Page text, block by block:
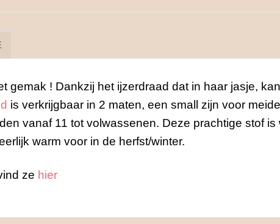
gemak ! Dankzij het ijzerdraad dat in haar jasje,
is verkrijgbaar in 2 maten, een small zijn voor
vanaf 11 tot volwassenen. Deze prachtige stof
warm voor in de herfst/winter.
ze hier